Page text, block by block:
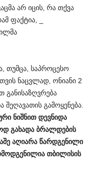
არ იცის, რა თქვა
ფაქტია, _
თუმცა, საპროცესო
ნაცვლად, ონიანი 2
გამოყენება.
ნიშნით დევნიდა
გახადა ბრალდების
აღიარა წარდგენილი
თბილისის